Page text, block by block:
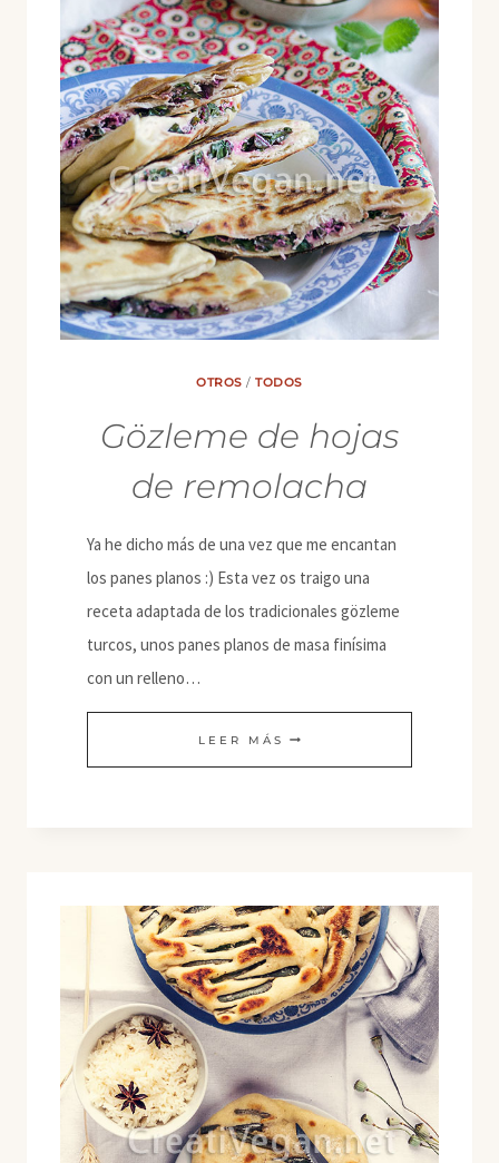
OTROS /TODOS
Gözleme de hojas
de remolacha
Ya he dicho más de una vez que me encantan
los panes planos :) Esta vez os traigo una
receta adaptada de los tradicionales gözleme
turcos, unos panes planos de masa finísima
con un relleno…
LEER MÁS GÖZLEME
DE